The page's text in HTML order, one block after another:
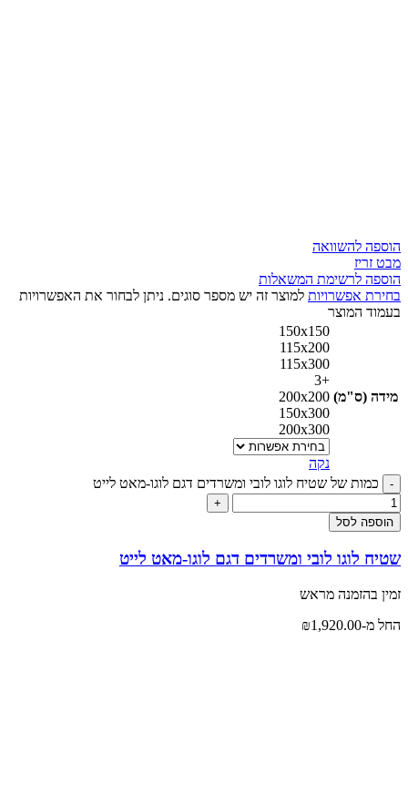
הוספה להשוואה
מבט זריז
הוספה לרשימת המשאלות
בחירת אפשרויות למוצר זה יש מספר סוגים. ניתן לבחור את האפשרויות
בעמוד המוצר
מידה (ס"מ)
150x150
115x200
115x300
+3
200x200
150x300
200x300
נקה
כמות של שטיח לוגו לובי ומשרדים דגם לוגו-מאט לייט
הוספה לסל
שטיח לוגו לובי ומשרדים דגם לוגו-מאט לייט
זמין בהזמנה מראש
החל מ-
₪1,920.00